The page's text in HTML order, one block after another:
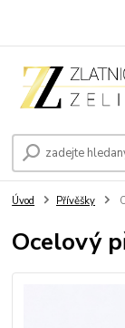
Úvod Přívěšky
Ocelový